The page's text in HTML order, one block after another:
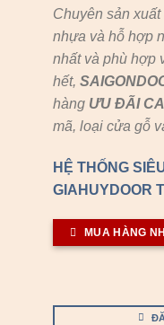
Chuyên sản
nhựa và hỗ hợp
nhất và phù hợp
hết,
hàng ƯU ĐÃI
mã, loại cửa gỗ
HỆ THỐNG
GIAHUYDOOR
MUA HÀNG